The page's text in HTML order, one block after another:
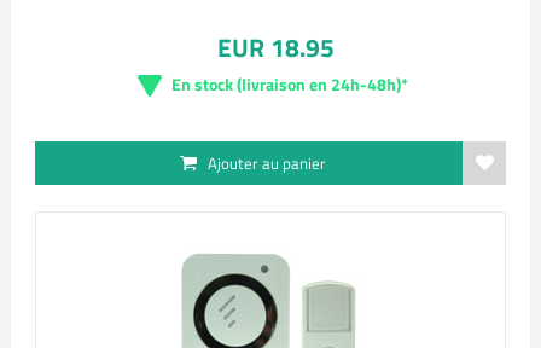
EUR 18.95
En stock (livraison en 24h-48h)*
Ajouter au panier